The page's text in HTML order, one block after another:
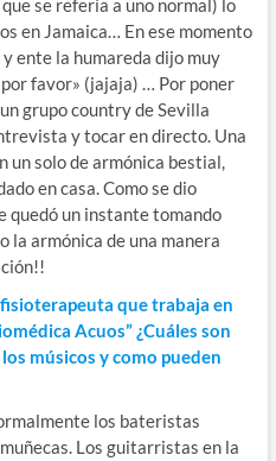
se refería a uno normal) lo
en Jamaica… En ese momento
ente la humareda dijo muy
favor» (jajaja) … Por poner
grupo country de Sevilla
y tocar en directo. Una
un solo de armónica bestial,
en casa. Como se dio
quedó un instante tomando
la armónica de una manera
que trabaja en
Acuos” ¿Cuáles son
músicos y como pueden
los bateristas
Los guitarristas en la